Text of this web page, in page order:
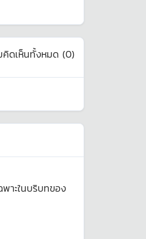
คิดเห็นทั้งหมด (0)
าะในบริบทของ